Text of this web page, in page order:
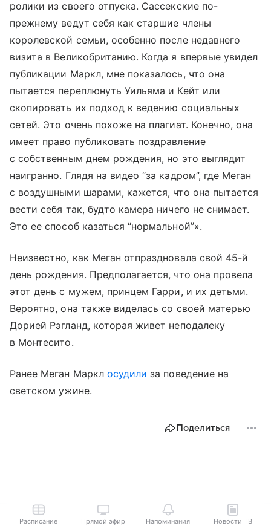
ролики из своего отпуска. Сассекские по-
прежнему ведут себя как старшие члены
королевской семьи, особенно после недавнего
визита в Великобританию. Когда я впервые увидел
публикации Маркл, мне показалось, что она
пытается переплюнуть Уильяма и Кейт или
скопировать их подход к ведению социальных
сетей. Это очень похоже на плагиат. Конечно, она
имеет право публиковать поздравление
с собственным днем рождения, но это выглядит
наигранно. Глядя на видео “за кадром”, где Меган
с воздушными шарами, кажется, что она пытается
вести себя так, будто камера ничего не снимает.
Это ее способ казаться “нормальной”».
Неизвестно, как Меган отпраздновала свой 45-й
день рождения. Предполагается, что она провела
этот день с мужем, принцем Гарри, и их детьми.
Вероятно, она также виделась со своей матерью
Дорией Рэгланд, которая живет неподалеку
в Монтесито.
Ранее Меган Маркл осудили за поведение на
светском ужине.
Поделиться
Расписание Прямой эфир Напоминания Новости ТВ